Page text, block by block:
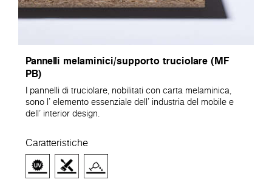
Pannelli melaminici/supporto truciolare (MF
PB)
I pannelli di truciolare, nobilitati con carta melaminica,
sono l' elemento essenziale dell' industria del mobile e
dell' interior design.
Caratteristiche